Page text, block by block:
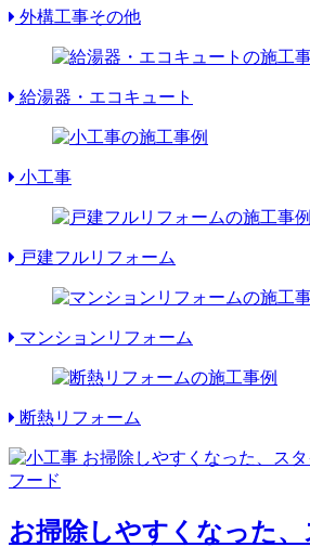
外構工事その他
給湯器・エコキュート
小工事
戸建フルリフォーム
マンションリフォーム
断熱リフォーム
お掃除しやすくなった